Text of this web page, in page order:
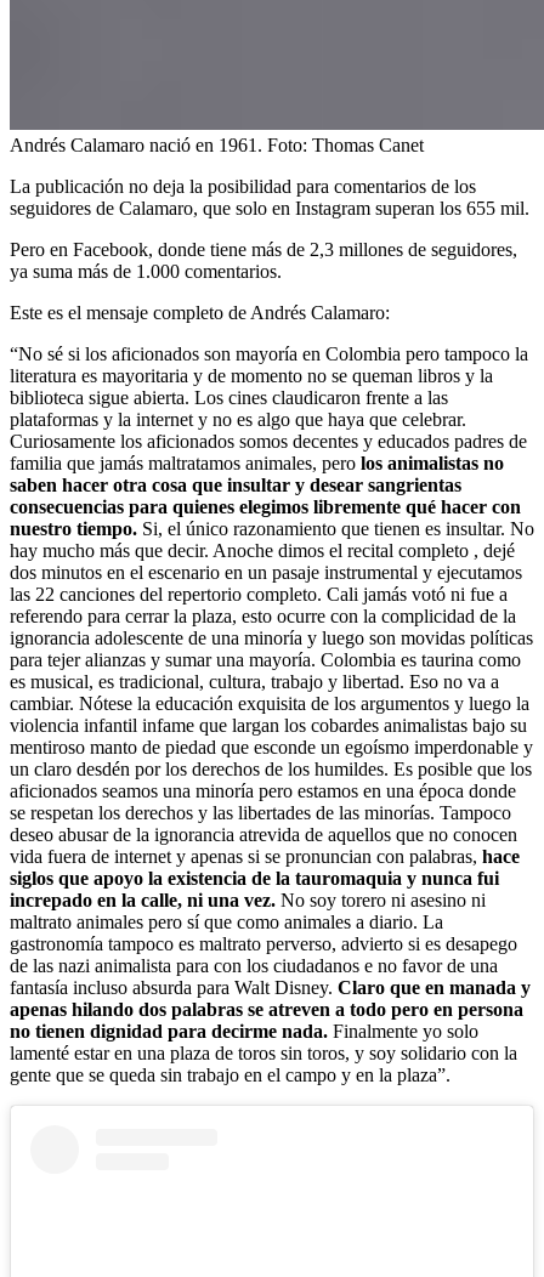
Andrés Calamaro nació en 1961. Foto: Thomas Canet
La publicación no deja la posibilidad para comentarios de los
seguidores de Calamaro, que solo en Instagram superan los 655 mil.
Pero en Facebook, donde tiene más de 2,3 millones de seguidores,
ya suma más de 1.000 comentarios.
Este es el mensaje completo de Andrés Calamaro:
“No sé si los aficionados son mayoría en Colombia pero tampoco la
literatura es mayoritaria y de momento no se queman libros y la
biblioteca sigue abierta. Los cines claudicaron frente a las
plataformas y la internet y no es algo que haya que celebrar.
Curiosamente los aficionados somos decentes y educados padres de
familia que jamás maltratamos animales, pero los animalistas no
saben hacer otra cosa que insultar y desear sangrientas
consecuencias para quienes elegimos libremente qué hacer con
nuestro tiempo. Si, el único razonamiento que tienen es insultar. No
hay mucho más que decir. Anoche dimos el recital completo , dejé
dos minutos en el escenario en un pasaje instrumental y ejecutamos
las 22 canciones del repertorio completo. Cali jamás votó ni fue a
referendo para cerrar la plaza, esto ocurre con la complicidad de la
ignorancia adolescente de una minoría y luego son movidas políticas
para tejer alianzas y sumar una mayoría. Colombia es taurina como
es musical, es tradicional, cultura, trabajo y libertad. Eso no va a
cambiar. Nótese la educación exquisita de los argumentos y luego la
violencia infantil infame que largan los cobardes animalistas bajo su
mentiroso manto de piedad que esconde un egoísmo imperdonable y
un claro desdén por los derechos de los humildes. Es posible que los
aficionados seamos una minoría pero estamos en una época donde
se respetan los derechos y las libertades de las minorías. Tampoco
deseo abusar de la ignorancia atrevida de aquellos que no conocen
vida fuera de internet y apenas si se pronuncian con palabras, hace
siglos que apoyo la existencia de la tauromaquia y nunca fui
increpado en la calle, ni una vez. No soy torero ni asesino ni
maltrato animales pero sí que como animales a diario. La
gastronomía tampoco es maltrato perverso, advierto si es desapego
de las nazi animalista para con los ciudadanos e no favor de una
fantasía incluso absurda para Walt Disney. Claro que en manada y
apenas hilando dos palabras se atreven a todo pero en persona
no tienen dignidad para decirme nada. Finalmente yo solo
lamenté estar en una plaza de toros sin toros, y soy solidario con la
gente que se queda sin trabajo en el campo y en la plaza”.